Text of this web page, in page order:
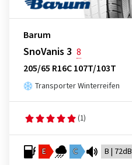
Barum
SnoVanis 3 8
205/65 R16C 107T/103T
Transporter Winterreifen
(1)
E C B | 72dB